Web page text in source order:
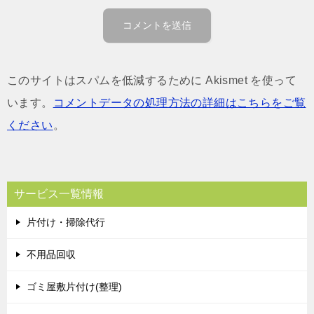
このサイトはスパムを低減するために Akismet を使って
います。
コメントデータの処理方法の詳細はこちらをご覧
ください 。
サービス一覧情報
片付け・掃除代行
不用品回収
ゴミ屋敷片付け(整理)